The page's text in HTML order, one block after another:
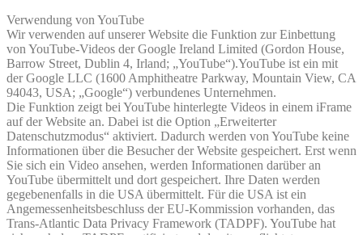
Verwendung von YouTube
Wir verwenden auf unserer Website die Funktion zur Einbettung
von YouTube-Videos der Google Ireland Limited (Gordon House,
Barrow Street, Dublin 4, Irland; „YouTube“).YouTube ist ein mit
der Google LLC (1600 Amphitheatre Parkway, Mountain View, CA
94043, USA; „Google“) verbundenes Unternehmen.
Die Funktion zeigt bei YouTube hinterlegte Videos in einem iFrame
auf der Website an. Dabei ist die Option „Erweiterter
Datenschutzmodus“ aktiviert. Dadurch werden von YouTube keine
Informationen über die Besucher der Website gespeichert. Erst wenn
Sie sich ein Video ansehen, werden Informationen darüber an
YouTube übermittelt und dort gespeichert. Ihre Daten werden
gegebenenfalls in die USA übermittelt. Für die USA ist ein
Angemessenheitsbeschluss der EU-Kommission vorhanden, das
Trans-Atlantic Data Privacy Framework (TADPF). YouTube hat